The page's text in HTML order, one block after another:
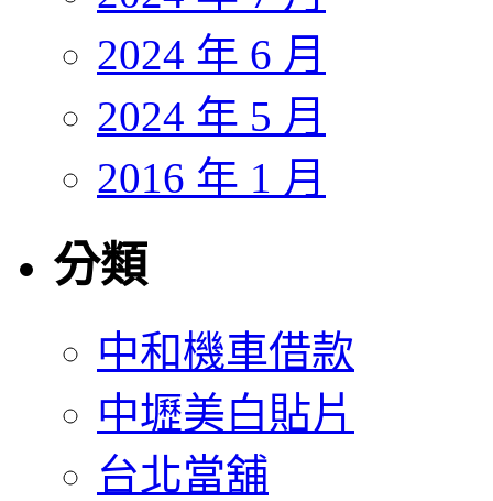
2024 年 6 月
2024 年 5 月
2016 年 1 月
分類
中和機車借款
中壢美白貼片
台北當舖